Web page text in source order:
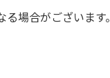
場合がございます。